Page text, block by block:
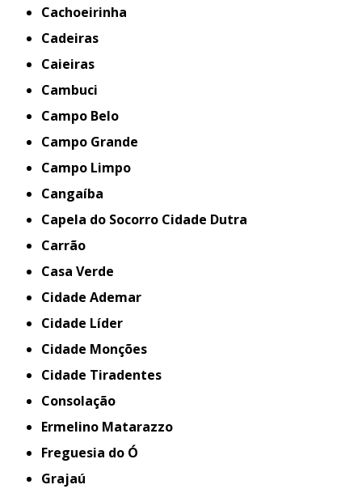
Cachoeirinha
Cadeiras
Caieiras
Cambuci
Campo Belo
Campo Grande
Campo Limpo
Cangaíba
Capela do Socorro Cidade Dutra
Carrão
Casa Verde
Cidade Ademar
Cidade Líder
Cidade Monções
Cidade Tiradentes
Consolação
Ermelino Matarazzo
Freguesia do Ó
Grajaú